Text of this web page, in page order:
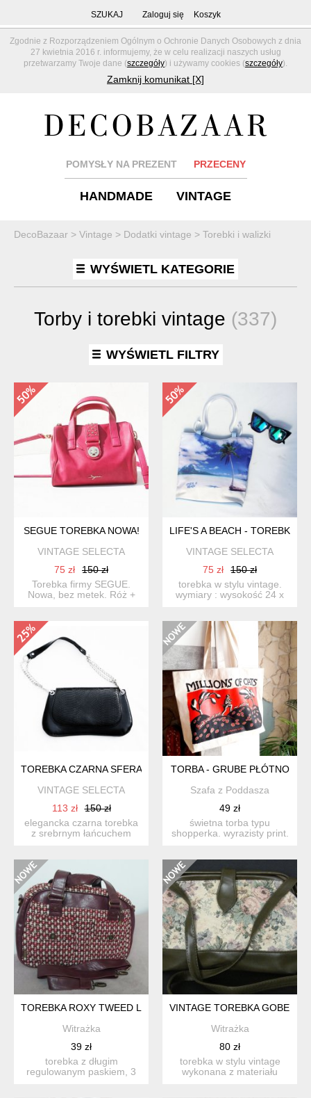
Zgodnie z Rozporządzeniem Ogólnym o Ochronie Danych Osobowych z dnia
27 kwietnia 2016 r. informujemy, że w celu realizacji naszych usług
przetwarzamy Twoje dane (szczegóły) i używamy cookies (szczegóły).
Zamknij komunikat [X]
SZUKAJ Zaloguj się Koszyk
POMYSŁY NA PREZENT PRZECENY
HANDMADE VINTAGE
DecoBazaar > Vintage > Dodatki vintage > Torebki i walizki
WYŚWIETL KATEGORIE
Torby i torebki vintage (337)
WYŚWIETL FILTRY
SEGUE TOREBKA NOWA!
VINTAGE SELECTA
75 zł
150 zł
Torebka firmy SEGUE.
Nowa, bez metek. Róż +
LIFE'S A BEACH - TOREBKA
VINTAGE SELECTA
75 zł
150 zł
torebka w stylu vintage.
wymiary : wysokość 24 x
TOREBKA CZARNA SFERA
VINTAGE SELECTA
113 zł
150 zł
elegancka czarna torebka
z srebrnym łańcuchem
TORBA - GRUBE PŁÓTNO
Szafa z Poddasza
49 zł
świetna torba typu
shopperka. wyrazisty print.
TOREBKA ROXY TWEED LISTONOSZKA CROSSBODY
Witrażka
39 zł
torebka z długim
regulowanym paskiem, 3
VINTAGE TOREBKA
Witrażka
80 zł
torebka w stylu vintage
wykonana z materiału